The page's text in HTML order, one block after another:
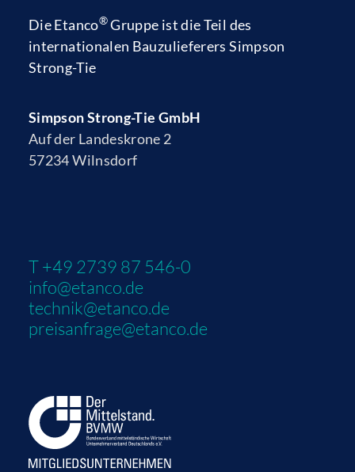
DieEtanco®Gruppe ist die Teil des
internationalen BauzulieferersSimpson
Strong-Tie
Simpson Strong-Tie GmbH
Auf der Landeskrone 2
57234 Wilnsdorf
T +49 2739 87 546-0
info@etanco.de
technik@etanco.de
preisanfrage@etanco.de